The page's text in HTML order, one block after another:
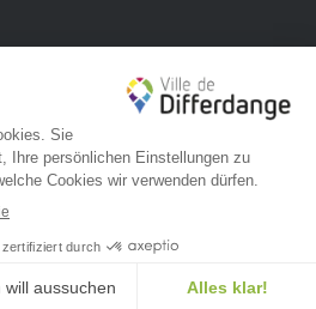
vorbehalten . Stadt Differdingen
✕
comment puis-je vous aider ?